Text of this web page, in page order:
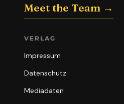
Meet the Team →
VERLAG
Impressum
Datenschutz
Mediadaten